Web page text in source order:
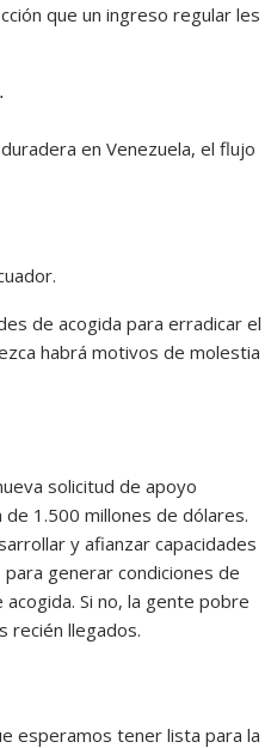
que un ingreso regular les
en Venezuela, el flujo
de acogida para erradicar el
habrá motivos de molestia
solicitud de apoyo
1.500 millones de dólares.
y afianzar capacidades
generar condiciones de
Si no, la gente pobre
recién llegados.
esperamos tener lista para la